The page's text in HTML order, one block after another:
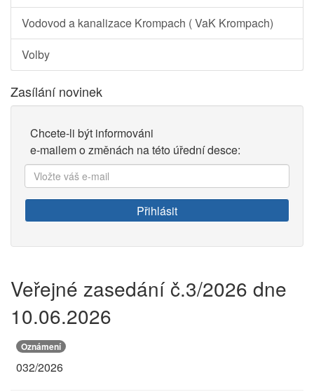
Vodovod a kanalizace Krompach ( VaK Krompach)
Volby
Zasílání novinek
Chcete-li být informováni
e-mailem o změnách na této úřední desce:
Vložte
váš
e-
mail:
Přihlásit
Veřejné zasedání č.3/2026 dne
10.06.2026
Oznámení
032/2026